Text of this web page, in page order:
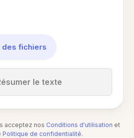
des fichiers
le texte
acceptez nos Conditions d'utilisation et
Politique de confidentialité.